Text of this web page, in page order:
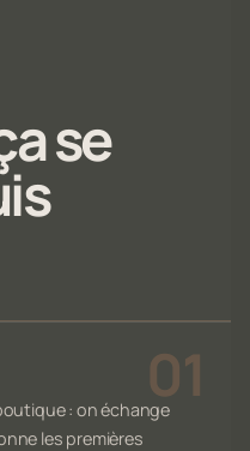
se
: on échange
les premières